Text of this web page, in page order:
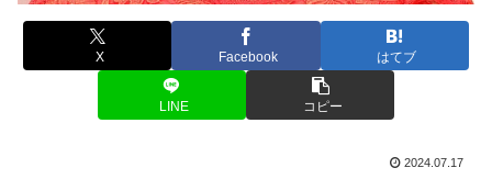
X Facebook はてブ
LINE コピー
2024.07.17